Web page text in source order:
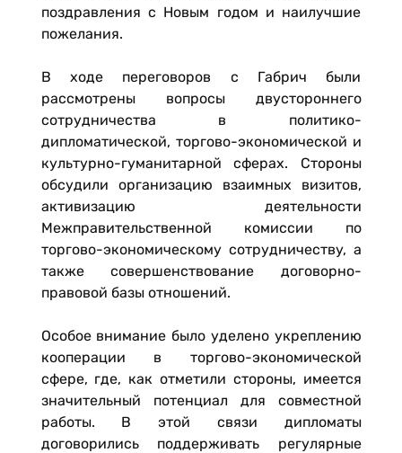
поздравления с Новым годом и наилучшие
пожелания.
В ходе переговоров с Габрич были
рассмотрены вопросы двустороннего
сотрудничества в политико-
дипломатической, торгово-экономической и
культурно-гуманитарной сферах. Стороны
обсудили организацию взаимных визитов,
активизацию деятельности
Межправительственной комиссии по
торгово-экономическому сотрудничеству, а
также совершенствование договорно-
правовой базы отношений.
Особое внимание было уделено укреплению
кооперации в торгово-экономической
сфере, где, как отметили стороны, имеется
значительный потенциал для совместной
работы. В этой связи дипломаты
договорились поддерживать регулярные